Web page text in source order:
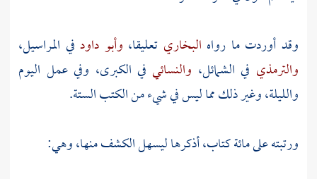
وقد أوردت ما رواه البخاري تعليقا، وأبو داود في المراسيل،
والترمذي في الشمائل، والنسائي في الكبرى، وفي عمل اليوم
والليلة، وغير ذلك مما ليس في شيء من الكتب الستة.
ورتبته على مائة كتاب، أذكرها ليسهل الكشف منها، وهي: